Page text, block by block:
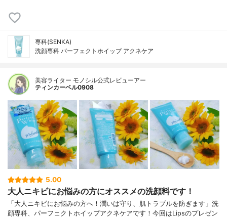
専科(SENKA)
洗顔専科 パーフェクトホイップ アクネケア
美容ライター モノシル公式レビューアー
ティンカーベル0908
5.00
大人ニキビにお悩みの方にオススメの洗顔料です！
「大人ニキビにお悩みの方へ！潤いは守り、肌トラブルを防ぎます」洗
顔専科、パーフェクトホイップアクネケアです！今回はLipsのプレゼン